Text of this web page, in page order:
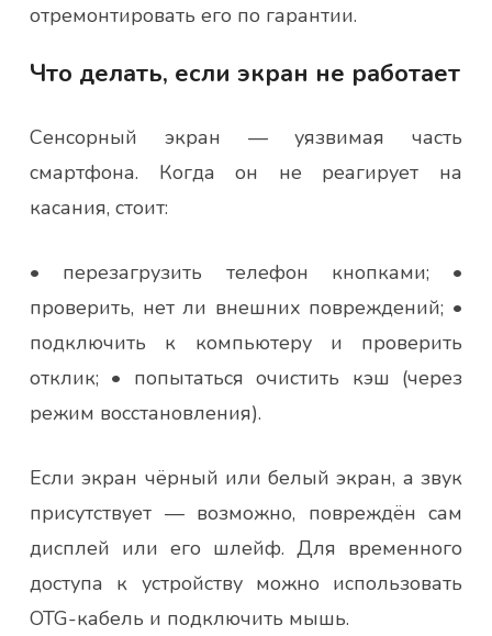
отремонтировать его по гарантии.
Что делать, если экран не работает
Сенсорный экран — уязвимая часть
смартфона. Когда он не реагирует на
касания, стоит:
• перезагрузить телефон кнопками; •
проверить, нет ли внешних повреждений; •
подключить к компьютеру и проверить
отклик; • попытаться очистить кэш (через
режим восстановления).
Если экран чёрный или белый экран, а звук
присутствует — возможно, повреждён сам
дисплей или его шлейф. Для временного
доступа к устройству можно использовать
OTG-кабель и подключить мышь.